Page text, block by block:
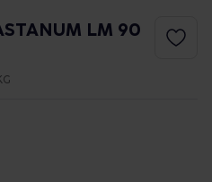
LM 90